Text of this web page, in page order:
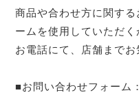
商品や合わせ方に関す
ームを使用していただく
お電話にて、店舗までお
■お問い合わせフォーム